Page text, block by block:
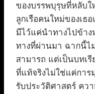
ของบรรพบุรุษที่หลับ
ลูกเรือคนใหม่ของเธ
มีไว้แค่นำทางไปข้าง
ทางที่ผ่านมา ฉากนี้ไ
สามารถ แต่เป็นบทเ
ที่แท้จริงไม่ใช่แค่การ
รับประวัติศาสตร์ คว